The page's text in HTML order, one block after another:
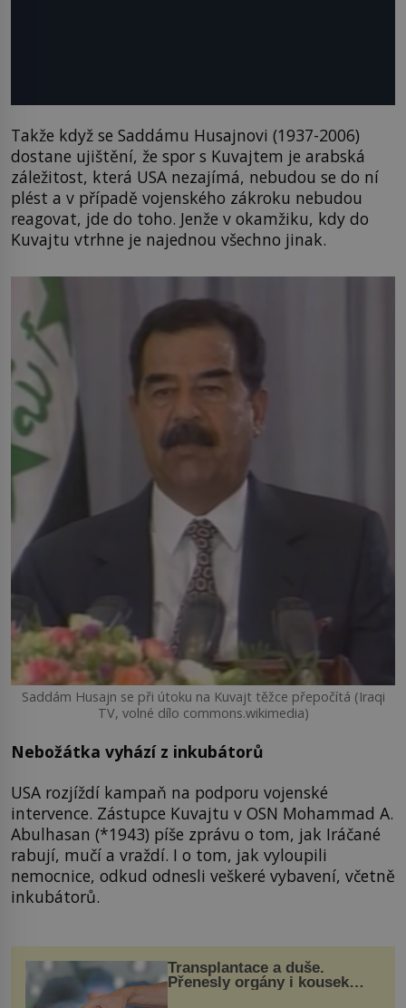
Takže když se Saddámu Husajnovi (1937-2006)
dostane ujištění, že spor s Kuvajtem je arabská
záležitost, která USA nezajímá, nebudou se do ní
plést a v případě vojenského zákroku nebudou
reagovat, jde do toho. Jenže v okamžiku, kdy do
Kuvajtu vtrhne je najednou všechno jinak.
Saddám Husajn se při útoku na Kuvajt těžce přepočítá (Iraqi
TV, volné dílo commons.wikimedia)
Nebožátka vyhází z inkubátorů
USA rozjíždí kampaň na podporu vojenské
intervence. Zástupce Kuvajtu v OSN Mohammad A.
Abulhasan (*1943) píše zprávu o tom, jak Iráčané
rabují, mučí a vraždí. I o tom, jak vyloupili
nemocnice, odkud odnesli veškeré vybavení, včetně
inkubátorů.
Transplantace a duše.
Přenesly orgány i kousek